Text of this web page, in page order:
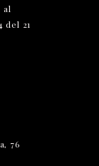
al
del 21
76